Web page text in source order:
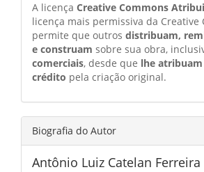
A licença Creative Commons
licença mais permissiva da Creative
permite que outros distribuam,
e construam sobre sua obra,
comerciais, desde que lhe
crédito pela criação original.
Biografia do Autor
Antônio Luiz Catelan Ferreira